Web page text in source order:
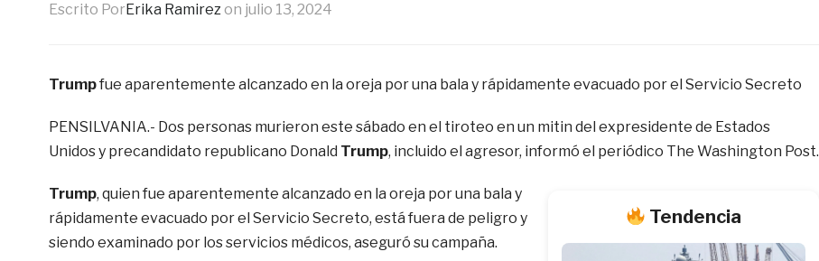
Escrito PorErika Ramirezon julio 13, 2024
Trumpfue aparentemente alcanzado en la oreja por una bala y rápidamente evacuado por el Servicio Secreto
PENSILVANIA.- Dos personas murieron este sábado en el tiroteo en un mitin del expresidente de Estados
Unidos y precandidato republicano Donald Trump, incluido el agresor, informó el periódico The Washington Post.
Tendencia
Trump, quien fue aparentemente alcanzado en la oreja por una bala y
rápidamente evacuado por el Servicio Secreto, está fuera de peligro y
siendo examinado por los servicios médicos, aseguró su campaña.